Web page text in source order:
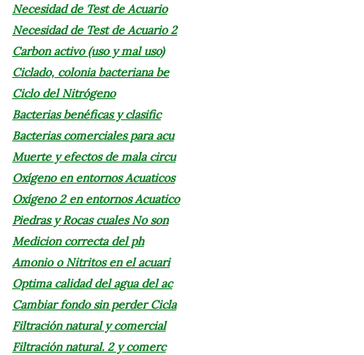
Necesidad de Test de Acuario
Necesidad de Test de Acuario 2
Carbon activo (uso y mal uso)
Ciclado, colonia bacteriana be
Ciclo del Nitrógeno
Bacterias benéficas y clasific
Bacterias comerciales para acu
Muerte y efectos de mala circu
Oxígeno en entornos Acuaticos
Oxígeno 2 en entornos Acuatico
Piedras y Rocas cuales No son
Medicion correcta del ph
Amonio o Nitritos en el acuari
Optima calidad del agua del ac
Cambiar fondo sin perder Cicla
Filtración natural y comercial
Filtración natural. 2 y comerc